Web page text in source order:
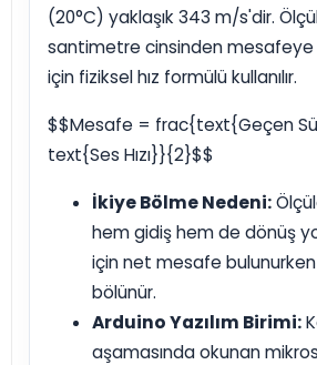
(20°C) yaklaşık 343 m/s'dir.
santimetre cinsinden
için fiziksel hız formülü kullanılır.
$$Mesafe = frac{text{Geçen
text{Ses Hızı}}{2}$$
İkiye Bölme Nedeni:
hem gidiş hem de dönüş
için net mesafe
bölünür.
Arduino Yazılım Birimi:
aşamasında okunan